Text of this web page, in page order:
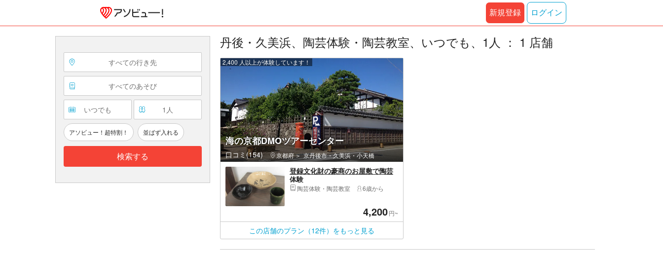
新規登録 ログイン
すべての行き先
すべてのあそび
いつでも 1 人
アソビュー！超特割！ 並ばず入れる
検索する
丹後・久美浜、陶芸体験・陶芸教室、いつでも、1人 ： 1 店舗
海の京都DMOツアーセンター
口コミ(154) 京都府 京丹後市・久美浜・小天橋
2,400 人以上が体験しています！
登録文化財の豪商のお屋敷で陶芸
体験
陶芸体験・陶芸教室 6歳から
4,200円~
この店舗のプラン（12件）をもっと見る